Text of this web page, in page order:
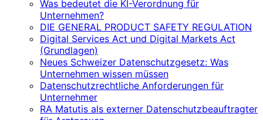
Was bedeutet die KI-Verordnung für
Unternehmen?
DIE GENERAL PRODUCT SAFETY REGULATION
Digital Services Act und Digital Markets Act
(Grundlagen)
Neues Schweizer Datenschutzgesetz: Was
Unternehmen wissen müssen
Datenschutzrechtliche Anforderungen für
Unternehmer
RA Matutis als externer Datenschutzbeauftragter